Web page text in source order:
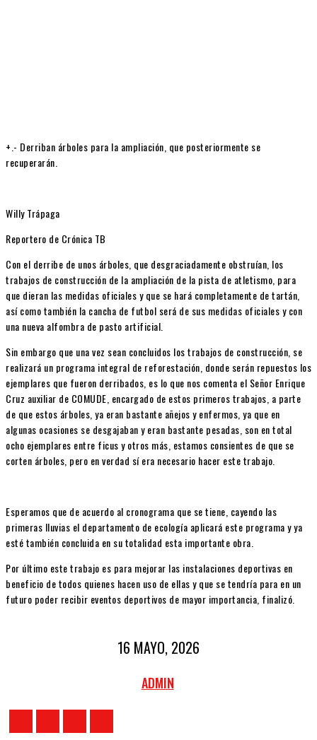
+.- Derriban árboles para la ampliación, que posteriormente se
recuperarán.
Willy Trápaga
Reportero de Crónica TB
Con el derribe de unos árboles, que desgraciadamente obstruían, los
trabajos de construcción de la ampliación de la pista de atletismo, para
que dieran las medidas oficiales y que se hará completamente de tartán,
así como también la cancha de futbol será de sus medidas oficiales y con
una nueva alfombra de pasto artificial.
Sin embargo que una vez sean concluidos los trabajos de construcción, se
realizará un programa integral de reforestación, donde serán repuestos los
ejemplares que fueron derribados, es lo que nos comenta el Señor Enrique
Cruz auxiliar de COMUDE, encargado de estos primeros trabajos, a parte
de que estos árboles, ya eran bastante añejos y enfermos, ya que en
algunas ocasiones se desgajaban y eran bastante pesadas, son en total
ocho ejemplares entre ficus y otros más, estamos consientes de que se
corten árboles, pero en verdad sí era necesario hacer este trabajo.
Esperamos que de acuerdo al cronograma que se tiene, cayendo las
primeras lluvias el departamento de ecología aplicará este programa y ya
esté también concluida en su totalidad esta importante obra.
Por último este trabajo es para mejorar las instalaciones deportivas en
beneficio de todos quienes hacen uso de ellas y que se tendría para en un
futuro poder recibir eventos deportivos de mayor importancia, finalizó.
16 MAYO, 2026
ADMIN